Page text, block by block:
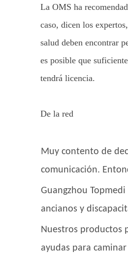
La OMS ha
caso, dicen los
salud deben encontrar
es posible que
tendrá licencia.
De la red
Muy contento de
comunicación.
Guangzhou
ancianos y
Nuestros productos
ayudas para